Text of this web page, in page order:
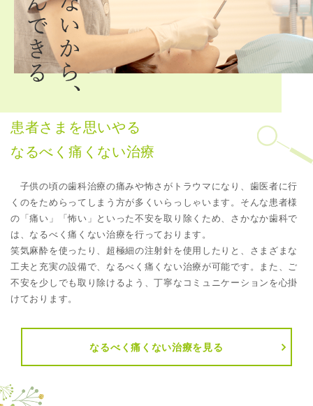
患者さまを思いやる
なるべく痛くない治療
子供の頃の歯科治療の痛みや怖さがトラウマになり、歯医者に行
くのをためらってしまう方が多くいらっしゃいます。そんな患者様
の「痛い」「怖い」といった不安を取り除くため、さかなか歯科で
は、なるべく痛くない治療を行っております。
笑気麻酔を使ったり、超極細の注射針を使用したりと、さまざまな
工夫と充実の設備で、なるべく痛くない治療が可能です。また、ご
不安を少しでも取り除けるよう、丁寧なコミュニケーションを心掛
けております。
なるべく痛くない治療を見る